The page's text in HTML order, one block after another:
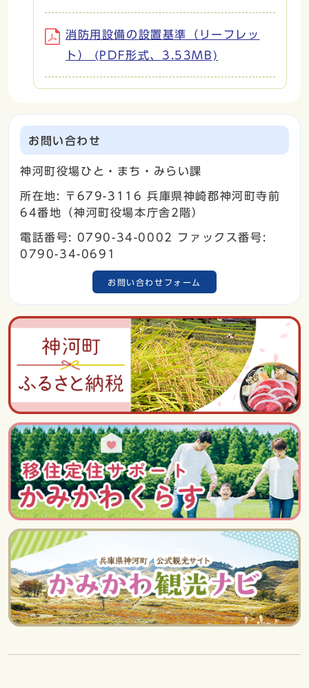
消防用設備の設置基準（リーフレッ
ト） (PDF形式、3.53MB)
お問い合わせ
神河町役場ひと・まち・みらい課
所在地: 〒679-3116 兵庫県神崎郡神河町寺前
64番地（神河町役場本庁舎2階）
電話番号: 0790-34-0002 ファックス番号:
0790-34-0691
お問い合わせフォーム